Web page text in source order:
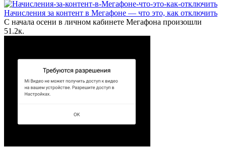
Начисления за контент в Мегафоне — что это, как отключить
С начала осени в личном кабинете Мегафона произошли
51.2к.